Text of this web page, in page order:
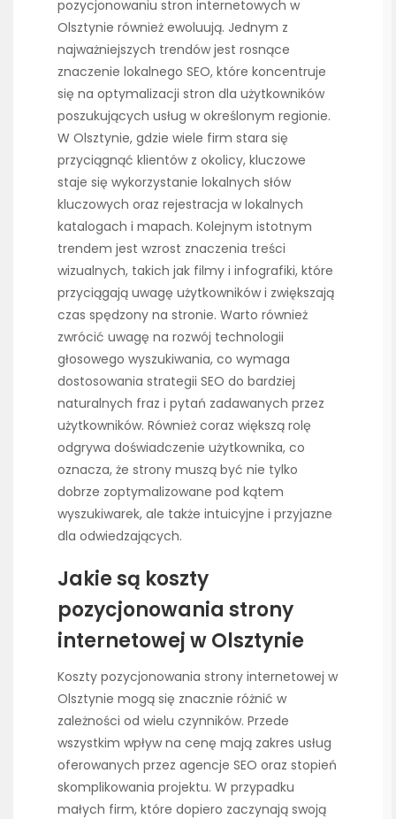
pozycjonowaniu stron internetowych w
Olsztynie również ewoluują. Jednym z
najważniejszych trendów jest rosnące
znaczenie lokalnego SEO, które koncentruje
się na optymalizacji stron dla użytkowników
poszukujących usług w określonym regionie.
W Olsztynie, gdzie wiele firm stara się
przyciągnąć klientów z okolicy, kluczowe
staje się wykorzystanie lokalnych słów
kluczowych oraz rejestracja w lokalnych
katalogach i mapach. Kolejnym istotnym
trendem jest wzrost znaczenia treści
wizualnych, takich jak filmy i infografiki, które
przyciągają uwagę użytkowników i zwiększają
czas spędzony na stronie. Warto również
zwrócić uwagę na rozwój technologii
głosowego wyszukiwania, co wymaga
dostosowania strategii SEO do bardziej
naturalnych fraz i pytań zadawanych przez
użytkowników. Również coraz większą rolę
odgrywa doświadczenie użytkownika, co
oznacza, że strony muszą być nie tylko
dobrze zoptymalizowane pod kątem
wyszukiwarek, ale także intuicyjne i przyjazne
dla odwiedzających.
Jakie są koszty
pozycjonowania strony
internetowej w Olsztynie
Koszty pozycjonowania strony internetowej w
Olsztynie mogą się znacznie różnić w
zależności od wielu czynników. Przede
wszystkim wpływ na cenę mają zakres usług
oferowanych przez agencje SEO oraz stopień
skomplikowania projektu. W przypadku
małych firm, które dopiero zaczynają swoją